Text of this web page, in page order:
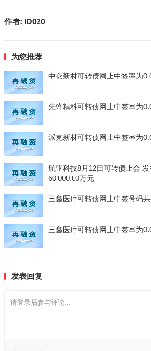
作者: ID020
为您推荐
中仑新材可转债网上中签率为
先锋精科可转债网上中签率为
派克新材可转债网上中签率为
航亚科技8月12日可转债上会
60,000.00万元
三鑫医疗可转债网上中签号码
三鑫医疗可转债网上中签率为
发表回复
请登录后参与评论...